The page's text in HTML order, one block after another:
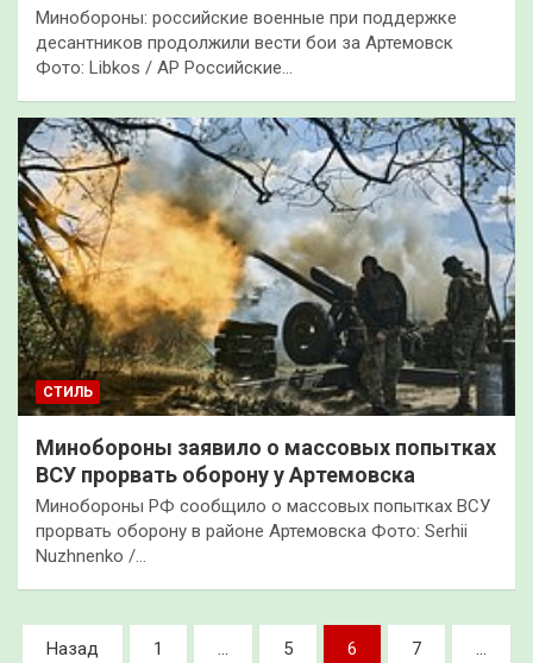
Минобороны: российские военные при поддержке
десантников продолжили вести бои за Артемовск
Фото: Libkos / AP Российские…
СТИЛЬ
Минобороны заявило о массовых попытках
ВСУ прорвать оборону у Артемовска
Минобороны РФ сообщило о массовых попытках ВСУ
прорвать оборону в районе Артемовска Фото: Serhii
Nuzhnenko /…
Пагинация
Назад 1 5 6 7